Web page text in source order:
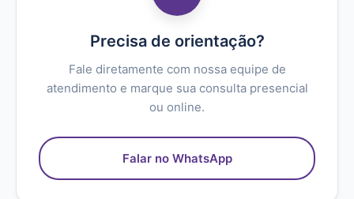
Precisa de orientação?
Fale diretamente com nossa equipe de
atendimento e marque sua consulta presencial
ou online.
Falar no WhatsApp